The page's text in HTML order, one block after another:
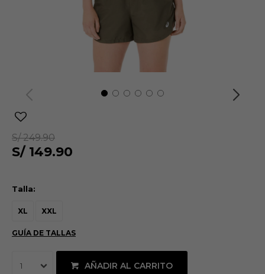
S/ 149.90
S/ 249.90
Talla:
XL XXL
GUÍA DE TALLAS
1 AÑADIR AL CARRITO